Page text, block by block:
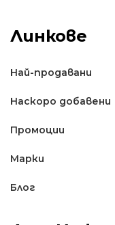
Линкове
Най-продавани
Наскоро добавени
Промоции
Марки
Блог